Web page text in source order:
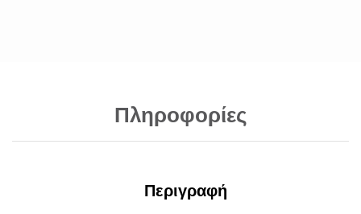
Πληροφορίες
Περιγραφή